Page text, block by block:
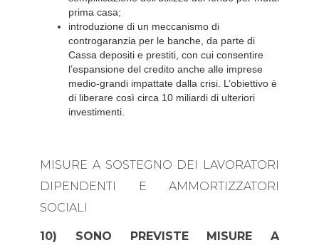
prima casa;
introduzione di un meccanismo di
controgaranzia per le banche, da parte di
Cassa depositi e prestiti, con cui consentire
l’espansione del credito anche alle imprese
medio-grandi impattate dalla crisi. L’obiettivo è
di liberare così circa 10 miliardi di ulteriori
investimenti.
MISURE A SOSTEGNO DEI LAVORATORI
DIPENDENTI E AMMORTIZZATORI
SOCIALI
10) SONO PREVISTE MISURE A